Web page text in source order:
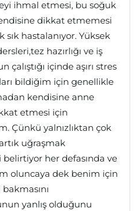
ihmal etmesi, bu soğuk
dikkat etmemesi
sık hastalanıyor. Yüksek
hazırlığı ve iş
çalıştığı içinde aşırı stres
bildiğim için genellikle
kendisine anne
etmesi için
Çünkü yalnızlıktan çok
uğraşmak
her defasında ve
oluncaya dek benim için
yanlış olduğunu